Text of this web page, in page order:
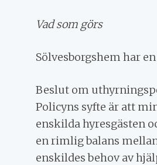
Vad som görs
Sölvesborgshem har
Beslut om
Policyns syfte är att
enskilda hyresgästen
en rimlig balans
enskildes behov av